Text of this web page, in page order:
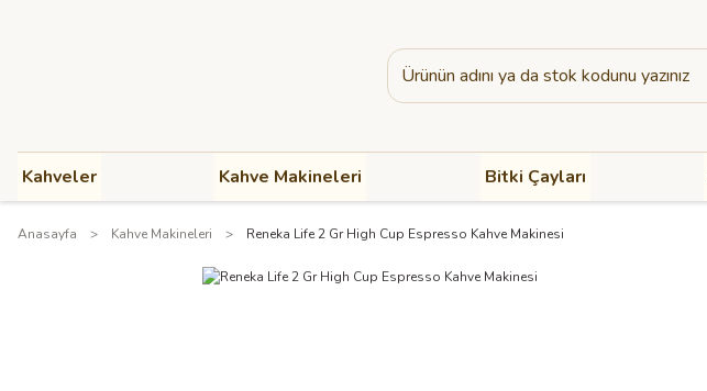
Kahveler Kahve Makineleri Bitki Çayları
Anasayfa Kahve Makineleri Reneka Life 2 Gr High Cup Espresso Kahve Makinesi